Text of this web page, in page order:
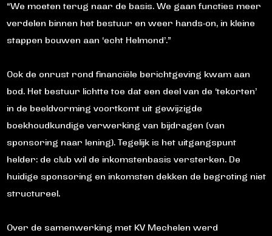
“We moeten terug naar de basis. We gaan functies meer
verdelen binnen het bestuur en weer hands-on, in kleine
stappen bouwen aan ‘echt Helmond’.”
Ook de onrust rond financiële berichtgeving kwam aan
bod. Het bestuur lichtte toe dat een deel van de ‘tekorten’
in de beeldvorming voortkomt uit gewijzigde
boekhoudkundige verwerking van bijdragen (van
sponsoring naar lening). Tegelijk is het uitgangspunt
helder: de club wil de inkomstenbasis versterken. De
huidige sponsoring en inkomsten dekken de begroting niet
structureel.
Over de samenwerking met KV Mechelen werd